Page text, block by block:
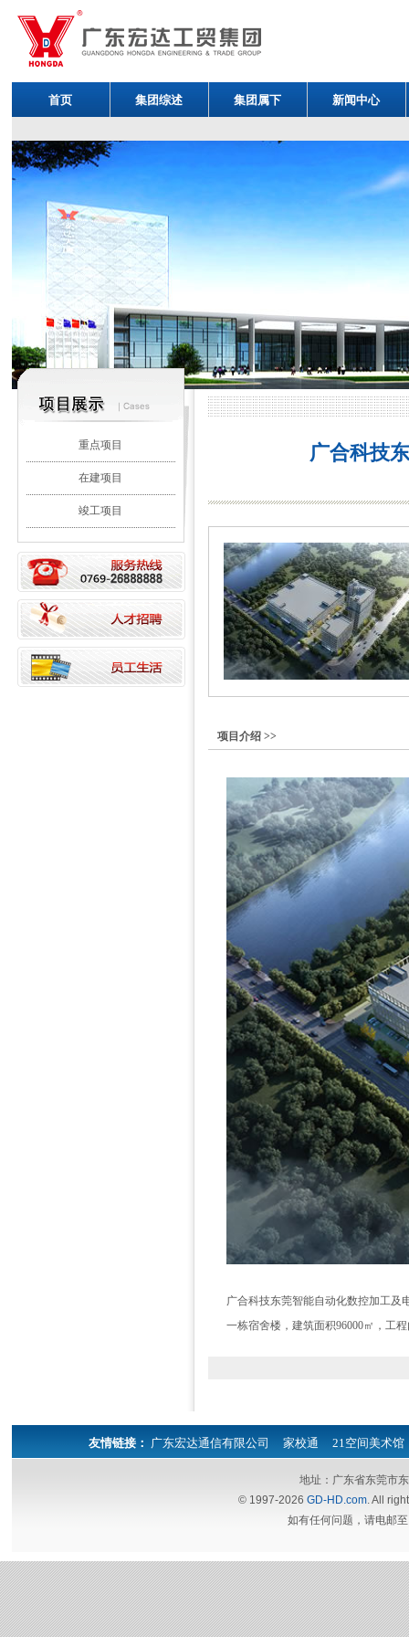
首页 集团综述 集团属下 新闻中心
重点项目
在建项目
竣工项目
广合科技
项目介绍 >>
广合科技东莞智能自动化数控加工及
一栋宿舍楼，建筑面积96000㎡，工
友情链接： 广东宏达通信有限公司 家校通 21空间美术馆
地址：广东省东莞市
© 1997-2026 GD-HD.com. All
如有任何问题，请电邮